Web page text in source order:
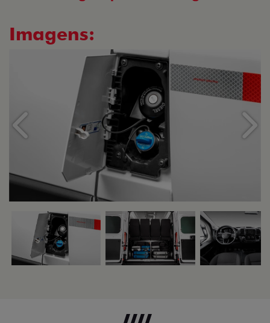
Imagens:
Anterior